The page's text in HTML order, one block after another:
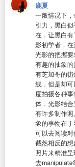
鹿夏
一般情况下
引力，黑白
在，让黑白
影初学者，
光影的把握
有趣的抽象
有芝加哥的
线，但是却
度拍摄各种
体，光影结
有许多制作
象的事物在
可以去阅读
截然相反的
照片来精准
去manipulate